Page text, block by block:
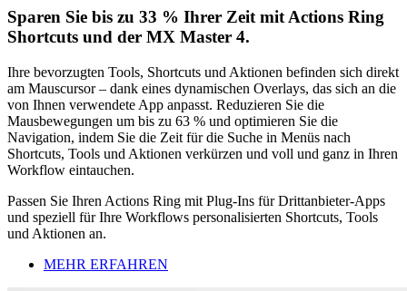
Sparen Sie bis zu 33 % Ihrer Zeit mit Actions Ring
Shortcuts und der MX Master 4.
Ihre bevorzugten Tools, Shortcuts und Aktionen befinden sich direkt
am Mauscursor – dank eines dynamischen Overlays, das sich an die
von Ihnen verwendete App anpasst. Reduzieren Sie die
Mausbewegungen um bis zu 63 % und optimieren Sie die
Navigation, indem Sie die Zeit für die Suche in Menüs nach
Shortcuts, Tools und Aktionen verkürzen und voll und ganz in Ihren
Workflow eintauchen.
Passen Sie Ihren Actions Ring mit Plug-Ins für Drittanbieter-Apps
und speziell für Ihre Workflows personalisierten Shortcuts, Tools
und Aktionen an.
MEHR ERFAHREN